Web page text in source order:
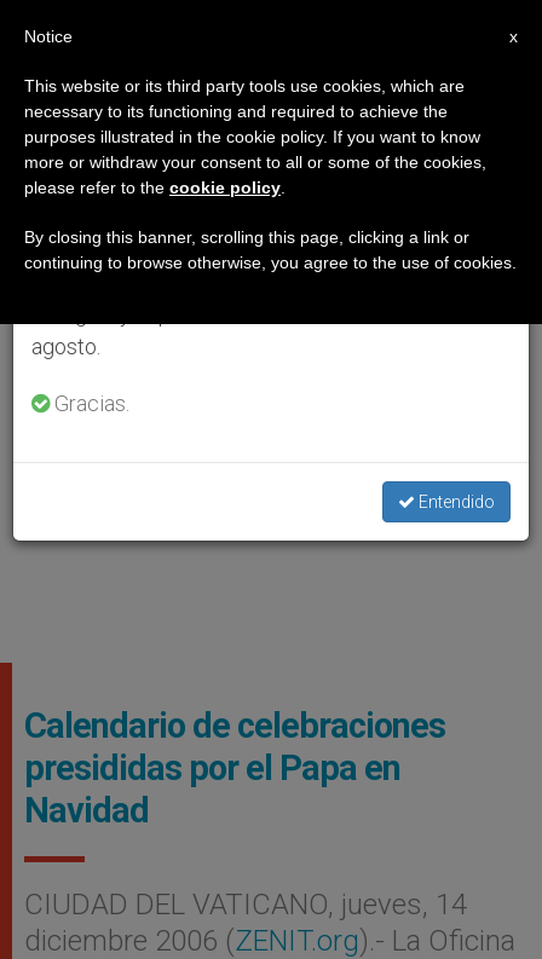
Calendario de celebraciones
presididas por el Papa en
Navidad
CIUDAD DEL VATICANO, jueves, 14
diciembre 2006 (ZENIT.org).- La Oficina
×
Aviso importante
Del 27 de julio al 7 de agosto haremos la pausa
anual, aprovechando que en el periodo de verano
se generan menos informaciones y también el
agosto.
Gracias.
Entendido
x
Notice
This website or its third party tools use cookies, which are
necessary to its functioning and required to achieve the
purposes illustrated in the cookie policy. If you want to know
more or withdraw your consent to all or some of the cookies,
please refer to the cookie policy
By closing this banner, scrolling this page, clicking a link or
continuing to browse otherwise, you agree to the use of cookies.